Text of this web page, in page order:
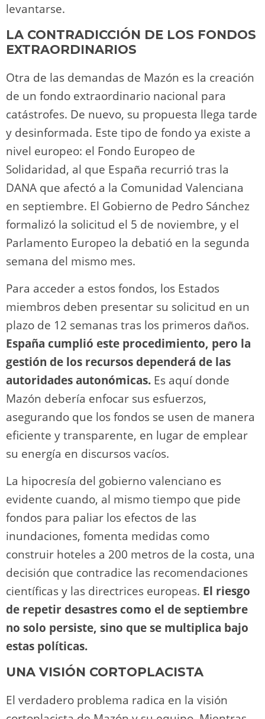
levantarse.
LA CONTRADICCIÓN DE LOS FONDOS
EXTRAORDINARIOS
Otra de las demandas de Mazón es la creación
de un fondo extraordinario nacional para
catástrofes. De nuevo, su propuesta llega tarde
y desinformada. Este tipo de fondo ya existe a
nivel europeo: el Fondo Europeo de
Solidaridad, al que España recurrió tras la
DANA que afectó a la Comunidad Valenciana
en septiembre. El Gobierno de Pedro Sánchez
formalizó la solicitud el 5 de noviembre, y el
Parlamento Europeo la debatió en la segunda
semana del mismo mes.
Para acceder a estos fondos, los Estados
miembros deben presentar su solicitud en un
plazo de 12 semanas tras los primeros daños.
España cumplió este procedimiento, pero la
gestión de los recursos dependerá de las
autoridades autonómicas. Es aquí donde
Mazón debería enfocar sus esfuerzos,
asegurando que los fondos se usen de manera
eficiente y transparente, en lugar de emplear
su energía en discursos vacíos.
La hipocresía del gobierno valenciano es
evidente cuando, al mismo tiempo que pide
fondos para paliar los efectos de las
inundaciones, fomenta medidas como
construir hoteles a 200 metros de la costa, una
decisión que contradice las recomendaciones
científicas y las directrices europeas. El riesgo
de repetir desastres como el de septiembre
no solo persiste, sino que se multiplica bajo
estas políticas.
UNA VISIÓN CORTOPLACISTA
El verdadero problema radica en la visión